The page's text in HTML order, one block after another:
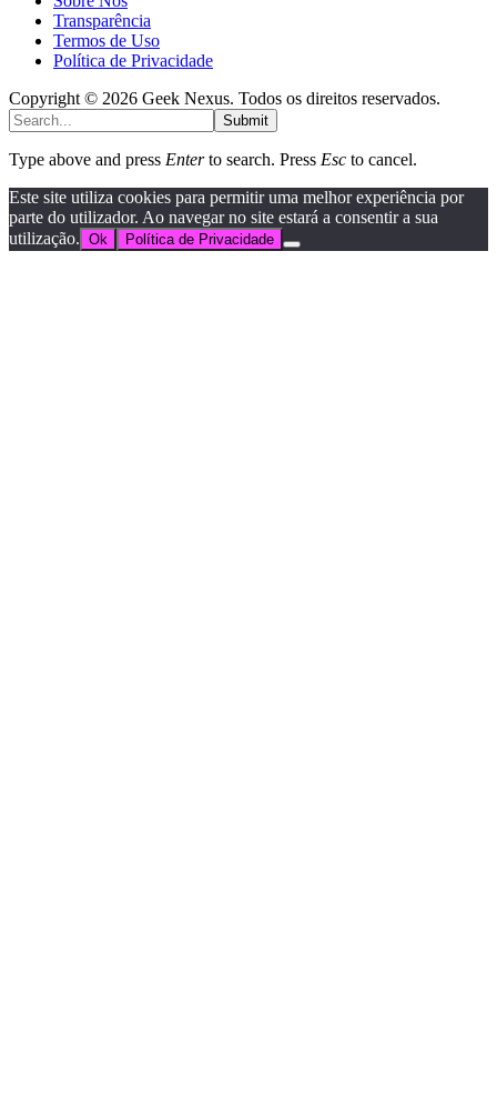
Transparência
Termos de Uso
Política de Privacidade
Copyright © 2026 Geek Nexus. Todos os direitos reservados.
Submit
Type above and press Enterto search. Press Esc to cancel.
Este site utiliza cookies para permitir uma melhor experiência por
parte do utilizador. Ao navegar no site estará a consentir a sua
utilização. Ok Política de Privacidade